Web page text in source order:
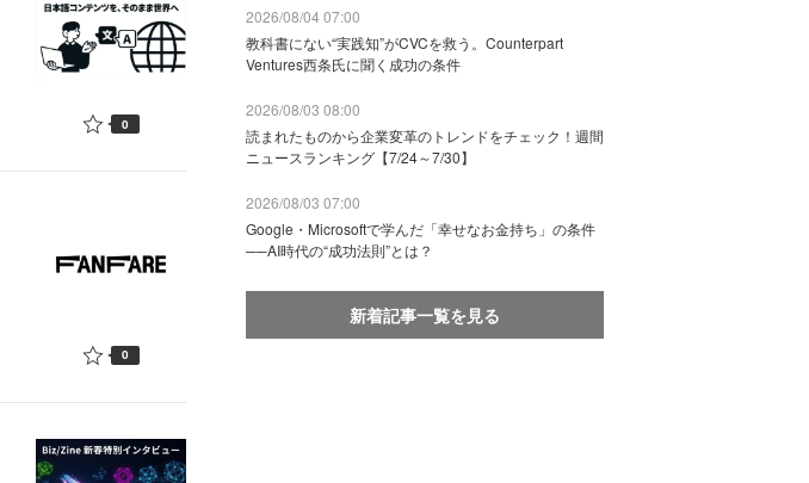
0
0
2026/08/04 07:00
教科書にない“実践知”がCVCを救う。Counterpart
Ventures西条氏に聞く成功の条件
2026/08/03 08:00
読まれたものから企業変革のトレンドをチェック！週間
ニュースランキング【7/24～7/30】
2026/08/03 07:00
Google・Microsoftで学んだ「幸せなお金持ち」の条件
──AI時代の“成功法則”とは？
新着記事一覧を見る